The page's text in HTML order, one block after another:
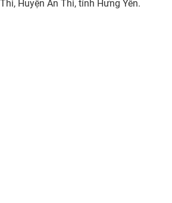
Huyện Ân Thi, tỉnh Hưng Yên.